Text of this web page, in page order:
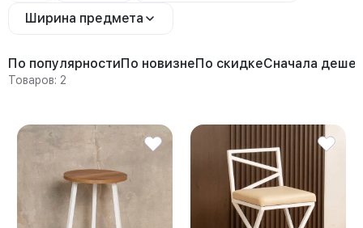
Ширина предмета
По популярностиПо новизнеПо скидкеСначала
Товаров: 2